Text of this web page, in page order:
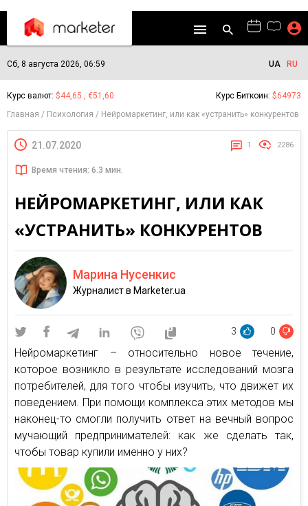
Сб, 8 августа 2026, 06:59 UA RU
Курс валют: $44,65 , €51,60 Курс Биткоин: $64973
Главная
Психология Нейромаркетинг, или как «устранить» конкурентов
21.07.2020 1 2286
Время чтения: 6.3 мин.
НЕЙРОМАРКЕТИНГ, ИЛИ КАК
«УСТРАНИТЬ» КОНКУРЕНТОВ
Марина Нусенкис
Журналист в Marketer.ua
3 0
Нейромаркетинг – относительно новое течение,
которое возникло в результате исследований мозга
потребителей, для того чтобы изучить, что движет их
поведением. При помощи комплекса этих методов мы
наконец-то смогли получить ответ на вечный вопрос
мучающий предпринимателей: как же сделать так,
чтобы товар купили именно у них?